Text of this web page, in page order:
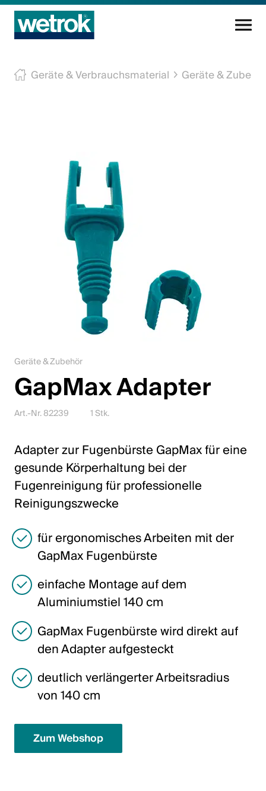
Reinigungsprodukte
Innovation
Unternehmen
Webshop
Deutsch (Schweiz)
Schweiz
Deutsch
Français
Italiano
English
Österreich
Deutsch
English
Deutschland
English
Geräte & Verbrauchsmaterial Geräte & Zubehör
Geräte & Zubehör
GapMax Adapter
Art.-Nr. 82239 1 Stk.
Adapter zur Fugenbürste GapMax für eine
gesunde Körperhaltung bei der
Fugenreinigung für professionelle
Reinigungszwecke
für ergonomisches Arbeiten mit der
GapMax Fugenbürste
einfache Montage auf dem
Aluminiumstiel 140 cm
GapMax Fugenbürste wird direkt auf
den Adapter aufgesteckt
deutlich verlängerter Arbeitsradius
von 140 cm
Zum Webshop